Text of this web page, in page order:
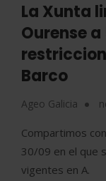
La Xunta
Ourense
Barco
Ageo Galicia
Compartimos
30/09 en el que
vigentes en A.